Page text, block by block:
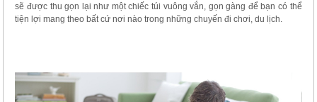
sẽ được thu gọn lại như một chiếc túi vuông vắn, gọn gàng để bạn có thể
tiện lợi mang theo bất cứ nơi nào trong những chuyến đi chơi, du lịch.